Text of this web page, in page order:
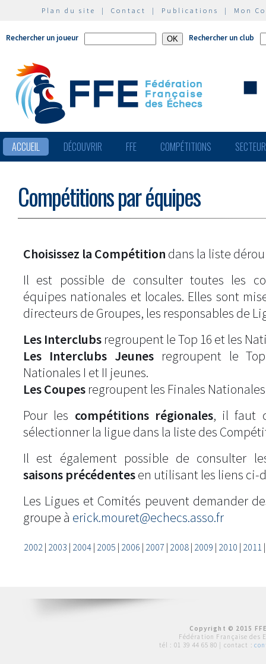
Plan du site | Contact | Publications | Mon
Rechercher un joueur Rechercher un club
ACCUEIL DÉCOUVRIR FFE COMPÉTITIONS
Compétitions par équipes
Choisissez la Compétition dans la liste
Il est possible de consulter toutes les
équipes nationales et locales. Elles sont
directeurs de Groupes, les responsables de
Les Interclubs regroupent le Top 16 et les
Les Interclubs Jeunesregroupent le
Nationales I et II jeunes.
Les Coupes regroupent les Finales
Pour les compétitions régionales, il faut
sélectionner la ligue dans la liste des
Il est également possible de consulter
saisons précédentesen utilisant les liens ci-
Les Ligues et Comités peuvent demander
groupe à erick.mouret@echecs.asso.fr
2002| 2003 | 2004| 2005 | 2006 | 2007 | 2008| 2009 | 2010 | 2011
Copyright © 2015
Fédération Française des
tél : 01 39 44 65 80 | contact :